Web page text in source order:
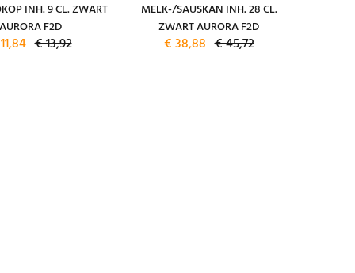
INH. 9 CL. ZWART
AURORA F2D
€ 13,92
MELK-/SAUSKAN INH. 28 CL.
ZWART AURORA F2D
€ 38,88 € 45,72